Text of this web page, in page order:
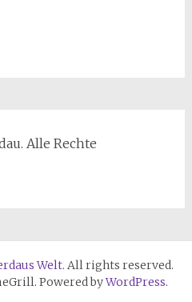
Alle Rechte
Welt. All rights reserved.
Powered byWordPress.